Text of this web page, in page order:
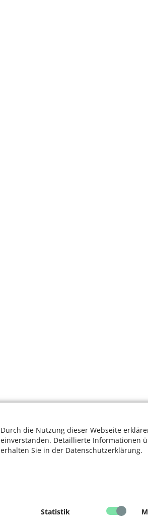
Durch die Nutzung dieser Webseite
einverstanden. Detaillierte Informationen
erhalten Sie in der Datenschutzerklärung.
Statistik